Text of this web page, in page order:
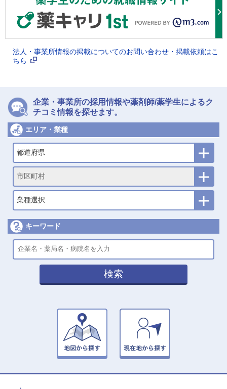
法人・事業所情報の掲載についてのお問い合わせ・掲載依頼はこ
ちら
企業・事業所の採用情報や薬剤師/薬学生によるク
チコミ情報を探せます。
エリア・業種
都道府県
市区町村
業種選択
キーワード
検索